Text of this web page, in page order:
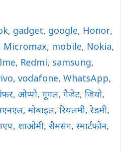
, gadget, google, Honor,
Micromax, mobile, Nokia,
, Redmi, samsung,
, vodafone, WhatsApp,
, ओप्पो, गूगल, गैजेट, जियो,
, मोबाइल, रियलमी, रेडमी,
, शाओमी, सैमसंग, स्मार्टफोन,